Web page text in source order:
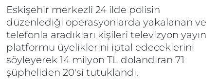
Eskişehir merkezli 24 ilde polisin
düzenlediği operasyonlarda yakalanan ve
telefonla aradıkları kişileri televizyon yayın
platformu üyeliklerini iptal edeceklerini
söyleyerek 14 milyon TL dolandıran 71
şüpheliden 20'si tutuklandı.